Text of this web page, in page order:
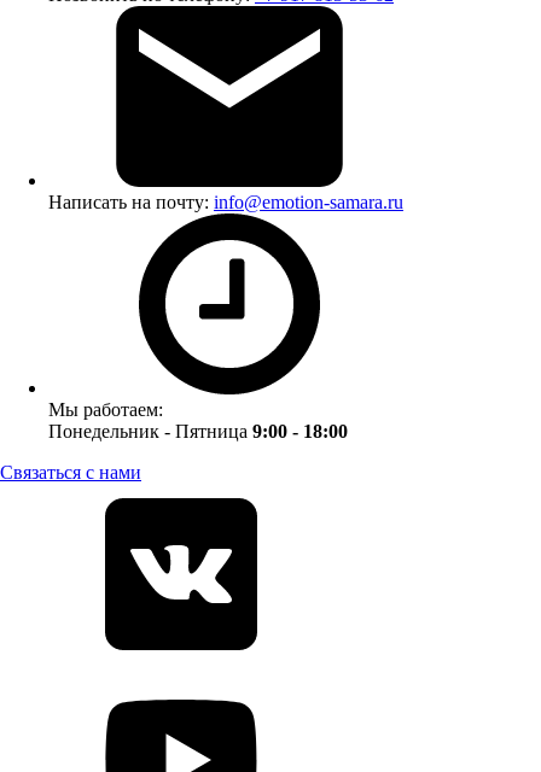
Написать на почту: info@emotion-samara.ru
Мы работаем:
Понедельник - Пятница 9:00 - 18:00
Связаться с нами